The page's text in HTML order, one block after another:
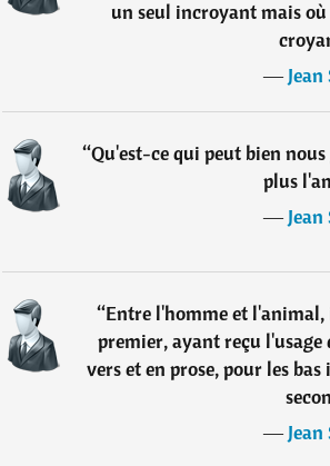
un seul incroyant mais
―
“Qu'est-ce qui peut bien
plus
―
“Entre l'homme et
premier, ayant reçu l'usage
vers et en prose, pour les
―